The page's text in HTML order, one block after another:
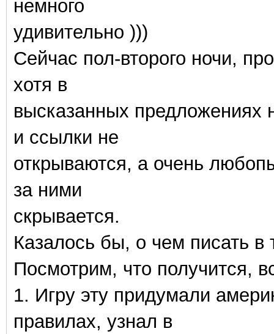
немного
удивительно )))
Сейчас пол-второго ночи,
хотя в
высказанных предложениях
и ссылки не
открываются, а очень
за ними
скрывается.
Казалось бы, о чем писать в
Посмотрим, что получится,
1. Игру эту придумали
правилах, узнал в